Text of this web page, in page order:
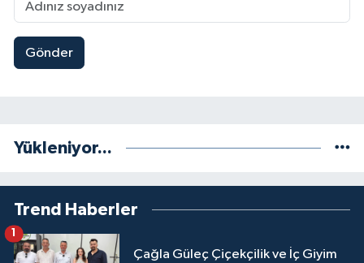
Gönder
Yükleniyor...
Trend Haberler
Çağla Güleç Çiçekçilik ve İç Giyim
1